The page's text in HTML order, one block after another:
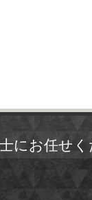
にお任せく